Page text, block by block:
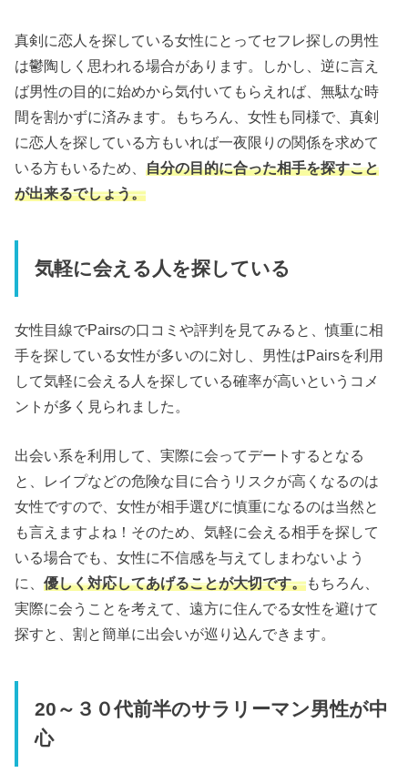
真剣に恋人を探している女性にとってセフレ探しの男性
は鬱陶しく思われる場合があります。しかし、逆に言え
ば男性の目的に始めから気付いてもらえれば、無駄な時
間を割かずに済みます。もちろん、女性も同様で、真剣
に恋人を探している方もいれば一夜限りの関係を求めて
いる方もいるため、自分の目的に合った相手を探すこと
が出来るでしょう。
気軽に会える人を探している
女性目線でPairsの口コミや評判を見てみると、慎重に相
手を探している女性が多いのに対し、男性はPairsを利用
して気軽に会える人を探している確率が高いというコメ
ントが多く見られました。
出会い系を利用して、実際に会ってデートするとなる
と、レイプなどの危険な目に合うリスクが高くなるのは
女性ですので、女性が相手選びに慎重になるのは当然と
も言えますよね！そのため、気軽に会える相手を探して
いる場合でも、女性に不信感を与えてしまわないよう
に、優しく対応してあげることが大切です。もちろん、
実際に会うことを考えて、遠方に住んでる女性を避けて
探すと、割と簡単に出会いが巡り込んできます。
20～３０代前半のサラリーマン男性が中
心